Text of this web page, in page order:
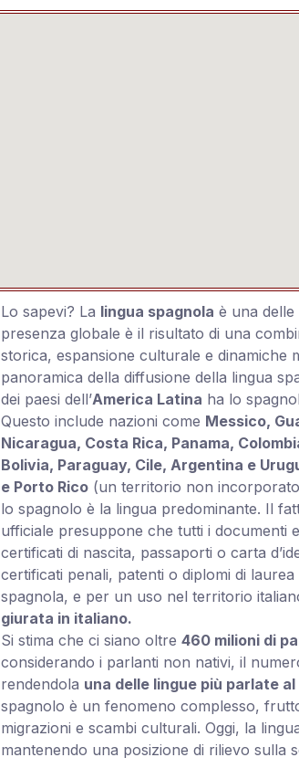
Lo sapevi? La lingua spagnola è una
presenza globale è il risultato di una
storica, espansione culturale e dinamiche
panoramica della diffusione della lingua
dei paesi dell’America Latina ha lo
Questo include nazioni come Messico,
Nicaragua, Costa Rica, Panama,
Bolivia, Paraguay, Cile, Argentina e
e Porto Rico (un territorio non
lo spagnolo è la lingua predominante. Il
ufficiale presuppone che tutti i documenti
certificati di nascita, passaporti o carta
certificati penali, patenti o diplomi di
spagnola, e per un uso nel territorio
giurata in italiano.
Si stima che ci siano oltre 460 milioni di
considerando i parlanti non nativi, il
rendendola una delle lingue più parlate al
spagnolo è un fenomeno complesso,
migrazioni e scambi culturali. Oggi, la
mantenendo una posizione di rilievo sulla